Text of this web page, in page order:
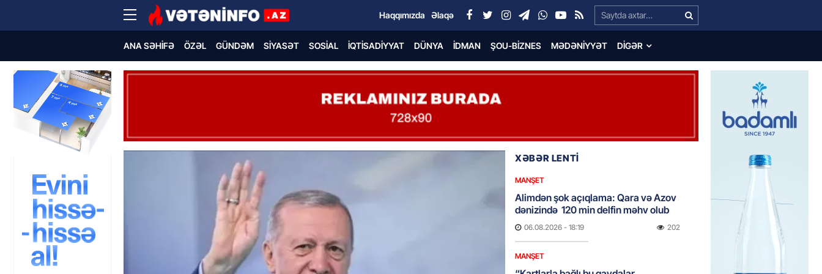
Search…
Haqqımızda Əlaqə
ANA SƏHIFƏ ÖZƏL GÜNDƏM SIYASƏT SOSIAL İQTISADIYYAT DÜNYA İDMAN ŞOU-BIZNES MƏDƏNIYYƏT DIGƏR
XƏBƏR LENTİ
MANŞET
Alimdən şok açıqlama: Qara və Azov
dənizində 120 min delfin məhv olub
06.08.2026 - 18:19 202
MANŞET